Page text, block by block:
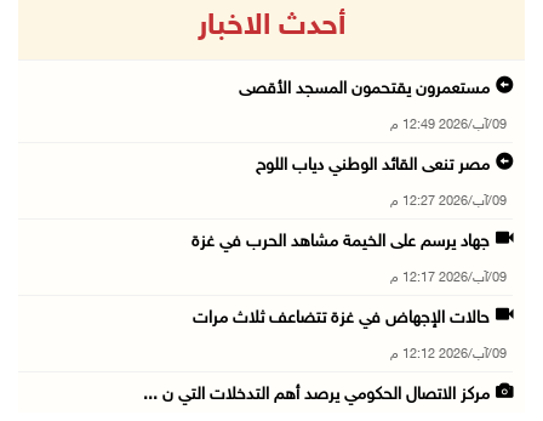
أحدث الاخبار
مستعمرون يقتحمون المسجد الأقصى
09/آب/2026 12:49 م
مصر تنعى القائد الوطني دياب اللوح
09/آب/2026 12:27 م
جهاد يرسم على الخيمة مشاهد الحرب في غزة
09/آب/2026 12:17 م
حالات الإجهاض في غزة تتضاعف ثلاث مرات
09/آب/2026 12:12 م
مركز الاتصال الحكومي يرصد أهم التدخلات التي ن ...